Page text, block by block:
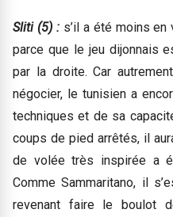
Sliti (5) : s’il a été moins en
parce que le jeu dijonnais
par la droite. Car
négocier, le tunisien a
techniques et de sa
coups de pied arrêtés, il
de volée très inspirée a
Comme Sammaritano, il
revenant faire le boulot